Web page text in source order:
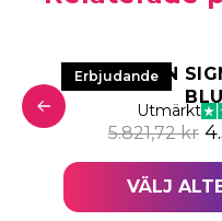
priset var: 4.026,12
priset är:
Erbjudande
LED NEON
Utmärkt
5.821,72kr
VÄLJ